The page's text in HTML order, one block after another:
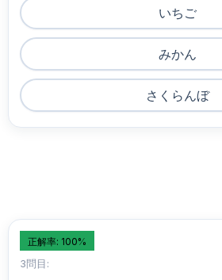
いちご
みかん
さくらんぼ
正解率: 100%
3問目: